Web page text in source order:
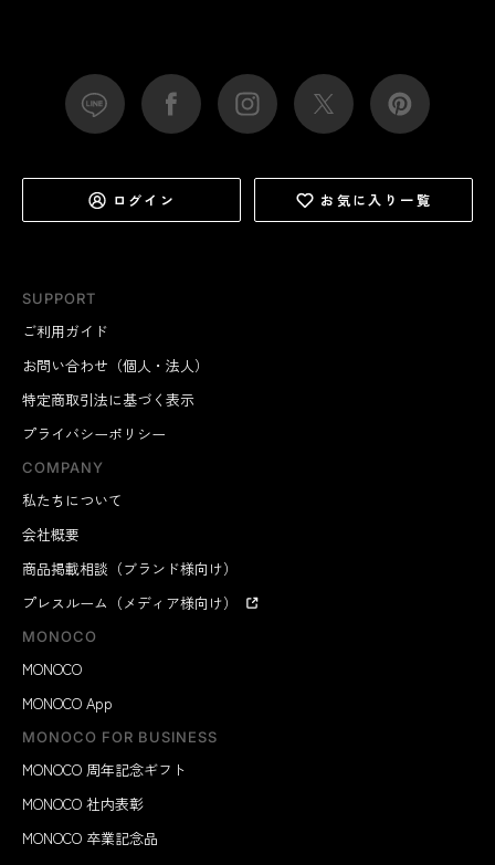
SUPPORT
ご利用ガイド
お問い合わせ（個人・法人）
特定商取引法に基づく表示
プライバシーポリシー
COMPANY
私たちについて
会社概要
商品掲載相談（ブランド様向け）
プレスルーム（メディア様向け）
MONOCO
MONOCO
MONOCO App
MONOCO FOR BUSINESS
MONOCO 周年記念ギフト
MONOCO 社内表彰
MONOCO 卒業記念品
ログイン お気に入り一覧